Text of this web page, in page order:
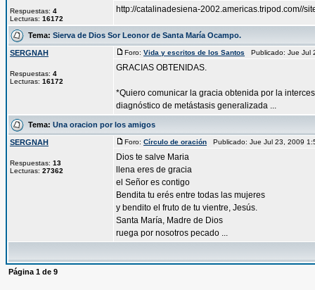
Respuestas: 4
Lecturas: 16172
http://catalinadesiena-2002.americas.tripod.com//
Tema: Sierva de Dios Sor Leonor de Santa María Ocampo.
SERGNAH
Respuestas: 4
Lecturas: 16172
Foro: Vida y escritos de los Santos Publicado: Jue Jul
GRACIAS OBTENIDAS.
*Quiero comunicar la gracia obtenida por la
diagnóstico de metástasis generalizada ...
Tema: Una oracion por los amigos
SERGNAH
Respuestas: 13
Lecturas: 27362
Foro: Círculo de oración Publicado: Jue Jul 23, 2009
Dios te salve Maria
llena eres de gracia
el Señor es contigo
Bendita tu erés entre todas las mujeres
y bendito el fruto de tu vientre, Jesús.
Santa María, Madre de Dios
ruega por nosotros pecado ...
Página 1 de 9